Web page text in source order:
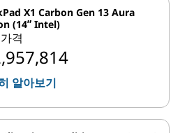
X1 Carbon Gen 13 Aura
(14ʺ Intel)
격
알아보기